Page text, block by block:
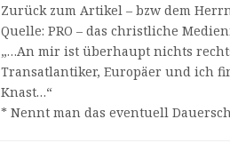
Zurück zum Artikel – bzw dem
Quelle: PRO – das christliche
„…An mir ist überhaupt nichts
Transatlantiker, Europäer und ich
Knast…“
* Nennt man das eventuell